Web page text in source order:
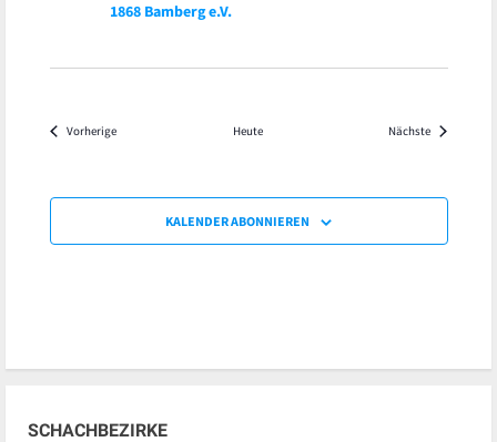
1868 Bamberg e.V.
VorherigeVeranstaltungen Heute Nächste
KALENDER ABONNIEREN
SCHACHBEZIRKE